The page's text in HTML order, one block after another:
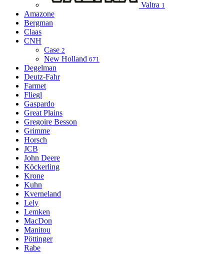
Valtra 1
Amazone
Bergman
Claas
CNH
Case 2
New Holland 671
Degelman
Deutz-Fahr
Farmet
Fliegl
Gaspardo
Great Plains
Gregoire Besson
Grimme
Horsch
JCB
John Deere
Köckerling
Krone
Kuhn
Kverneland
Lely
Lemken
MacDon
Manitou
Pöttinger
Rabe